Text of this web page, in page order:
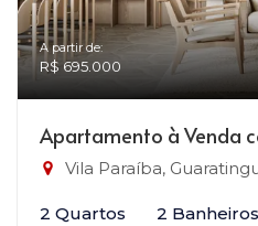
A partir de:
R$ 695.000
Apartamento à Venda
Vila Paraíba,
2 Quartos 2 Banheiros